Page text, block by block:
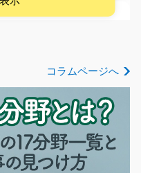
見学開催中♪／ 4トント
コラムページへ